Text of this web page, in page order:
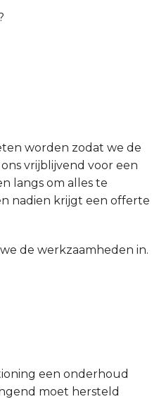
worden zodat we de
vrijblijvend voor een
langs om alles te
nadien krijgt een offerte
de werkzaamheden in.
een onderhoud
moet hersteld